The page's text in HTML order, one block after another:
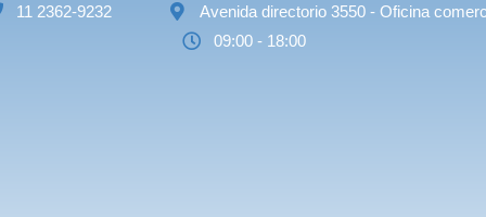
11 2362-9232
Avenida directorio 3550 - Oficina
09:00 - 18:00